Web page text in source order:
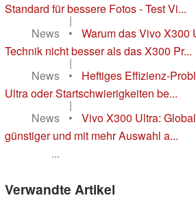
Standard für bessere Fotos - Test Vi...
|
News
•
Warum das Vivo X300
Technik nicht besser als das X300 Pr...
|
News
•
Heftiges Effizienz-
Ultra oder Startschwierigkeiten be...
|
News
•
Vivo X300 Ultra:
günstiger und mit mehr Auswahl a...
...
Verwandte Artikel